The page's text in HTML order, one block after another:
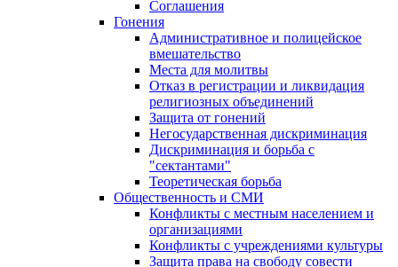
Соглашения
Гонения
Административное и полицейское
вмешательство
Места для молитвы
Отказ в регистрации и ликвидация
религиозных объединений
Защита от гонений
Негосударственная дискриминация
Дискриминация и борьба с
"сектантами"
Теоретическая борьба
Общественность и СМИ
Конфликты с местным населением и
организациями
Конфликты с учреждениями культуры
Защита права на свободу совести